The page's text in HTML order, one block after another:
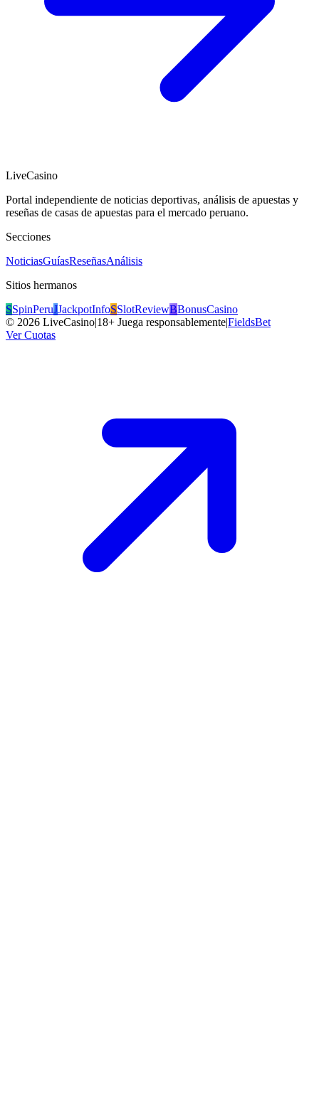
LiveCasino
Portal independiente de noticias deportivas, análisis de apuestas y
reseñas de casas de apuestas para el mercado peruano.
Secciones
NoticiasGuíasReseñasAnálisis
Sitios hermanos
SSpinPeruJJackpotInfoSSlotReviewBBonusCasino
© 2026 LiveCasino|18+ Juega responsablemente|FieldsBet
Ver Cuotas